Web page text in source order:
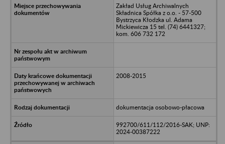
Zakład Usług Archiwalnych
Składnica Spółka z o.o. - 57-500
Bystrzyca Kłodzka ul. Adama
Mickiewicza 15 tel. (74) 6441327;
kom. 606 732 172
2008-2015
dokumentacja osobowo-płacowa
992700/611/112/2016-SAK; UNP:
2024-00387222